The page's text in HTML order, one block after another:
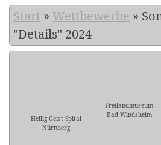
Start » Wettbewerbe »
"Details" 2024
Heilig Geist Spital
Nürnberg
Freilandmuseum
Bad Windsheim